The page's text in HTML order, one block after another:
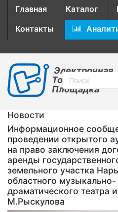
Главная Каталог
Контакты
Электронная
Торговая
Площадка
Новости
Информационное
проведении открытого
на право заключения
аренды
земельного участка
областного музыкально-
драматического театра
М.Рыскулова